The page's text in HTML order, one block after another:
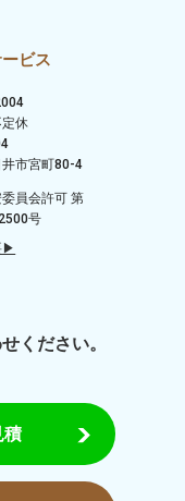
ビス
休
市宮町80-4
員会許可 第
号
▶
ください。
積